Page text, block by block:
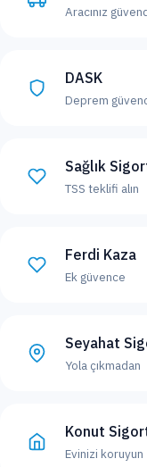
Aracınız
DASK
Deprem
Sağlık
TSS teklifi alın
Ferdi Kaza
Ek güvence
Seyahat
Yola çıkmadan
Konut
Evinizi koruyun